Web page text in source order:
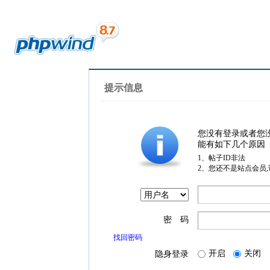
提示信息
您没有登录或者您
能有如下几个原因
1、帖子ID非法
2、您还不是站点会员
密 码
找回密码
隐身登录 开启 关闭